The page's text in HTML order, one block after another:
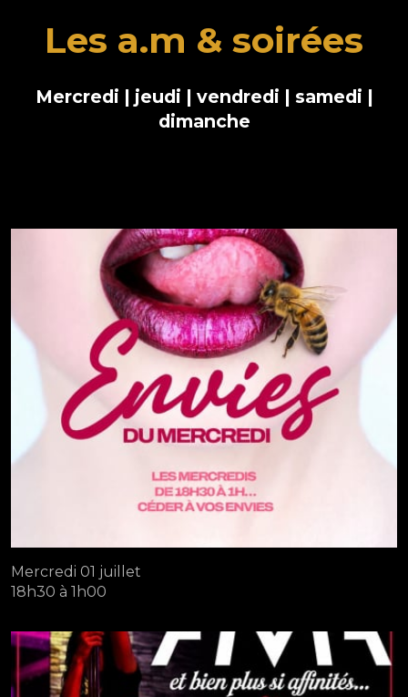
Les a.m & soirées
Mercredi | jeudi | vendredi | samedi |
dimanche
Mercredi 01 juillet
18h30 à 1h00